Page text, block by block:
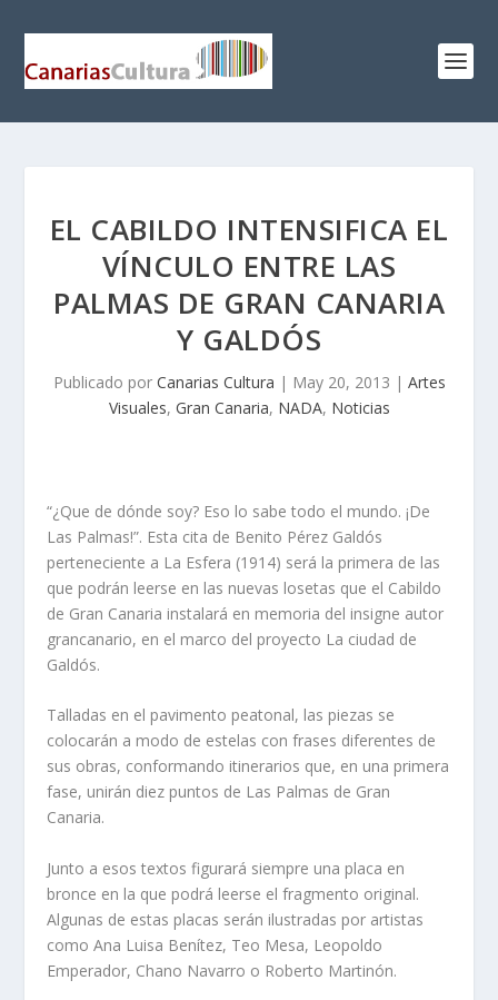
EL CABILDO INTENSIFICA EL
VÍNCULO ENTRE LAS
PALMAS DE GRAN CANARIA
Y GALDÓS
Publicado por Canarias Cultura | May 20, 2013 | Artes
Visuales, Gran Canaria, NADA, Noticias
“¿Que de dónde soy? Eso lo sabe todo el mundo. ¡De
Las Palmas!”. Esta cita de Benito Pérez Galdós
perteneciente a La Esfera (1914) será la primera de las
que podrán leerse en las nuevas losetas que el Cabildo
de Gran Canaria instalará en memoria del insigne autor
grancanario, en el marco del proyecto La ciudad de
Galdós.
Talladas en el pavimento peatonal, las piezas se
colocarán a modo de estelas con frases diferentes de
sus obras, conformando itinerarios que, en una primera
fase, unirán diez puntos de Las Palmas de Gran
Canaria.
Junto a esos textos figurará siempre una placa en
bronce en la que podrá leerse el fragmento original.
Algunas de estas placas serán ilustradas por artistas
como Ana Luisa Benítez, Teo Mesa, Leopoldo
Emperador, Chano Navarro o Roberto Martinón.